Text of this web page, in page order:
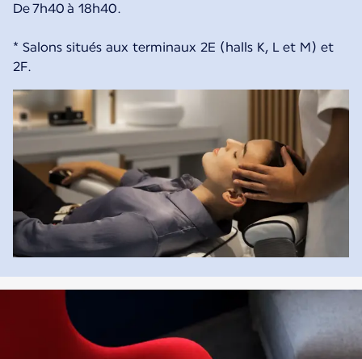
De 7h40 à 18h40.
* Salons situés aux terminaux 2E (halls K, L et M) et
2F.